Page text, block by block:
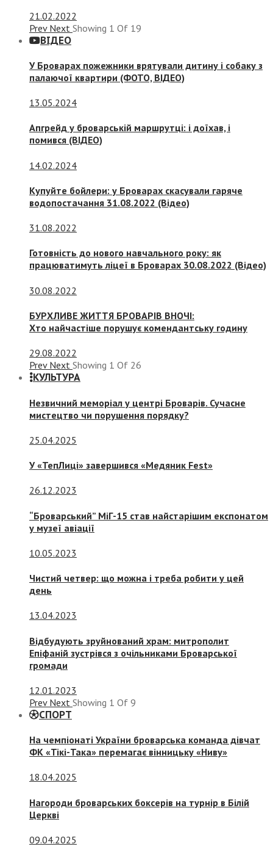
21.02.2022
Prev Next Showing 1 Of 19
ВІДЕО
У Броварах пожежники врятували дитину і собаку з
палаючої квартири (ФОТО, ВІДЕО)
13.05.2024
Апгрейд у броварській маршрутці: і доїхав, і
помився (ВІДЕО)
14.02.2024
Купуйте бойлери: у Броварах скасували гаряче
водопостачання 31.08.2022 (Відео)
31.08.2022
Готовність до нового навчального року: як
працюватимуть ліцеї в Броварах 30.08.2022 (Відео)
30.08.2022
БУРХЛИВЕ ЖИТТЯ БРОВАРІВ ВНОЧІ:
Хто найчастіше порушує комендантську годину
29.08.2022
Prev Next Showing 1 Of 26
КУЛЬТУРА
Незвичний меморіал у центрі Броварів. Сучасне
мистецтво чи порушення порядку?
25.04.2025
У «ТепЛиці» завершився «Медяник Fest»
26.12.2023
“Броварський” МіГ-15 став найстарішим експонатом
у музеї авіації
10.05.2023
Чистий четвер: що можна і треба робити у цей
день
13.04.2023
Відбудують зруйнований храм: митрополит
Епіфаній зустрівся з очільниками Броварської
громади
12.01.2023
Prev Next Showing 1 Of 9
СПОРТ
На чемпіонаті України броварська команда дівчат
ФК «Тікі-Така» перемагає вінницьку «Ниву»
18.04.2025
Нагороди броварських боксерів на турнір в Білій
Церкві
09.04.2025